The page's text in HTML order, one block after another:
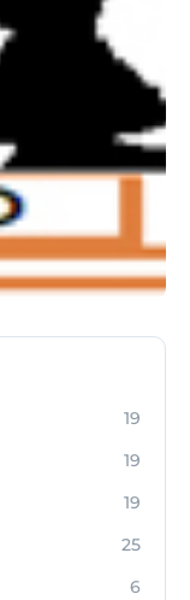
19
19
19
25
6